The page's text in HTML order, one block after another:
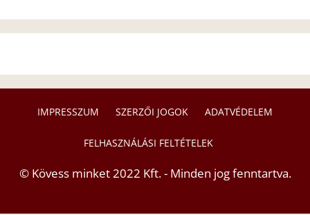
IMPRESSZUM SZERZŐI JOGOK ADATVÉDELEM
FELHASZNÁLÁSI FELTÉTELEK
© Kövess minket 2022 Kft. - Minden jog fenntartva.